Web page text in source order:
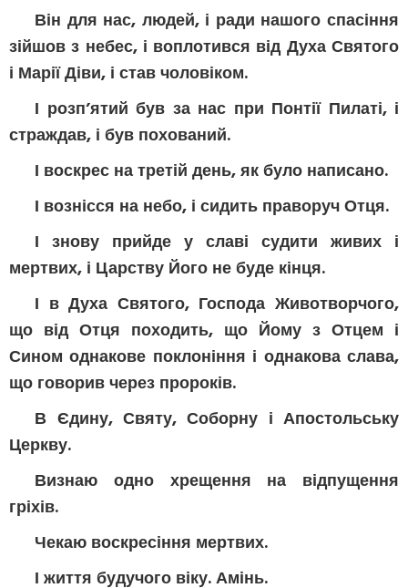
Він для нас, людей, і ради нашого спасіння
зійшов з небес, і воплотився від Духа Святого
і Марії Діви, і став чоловіком.
І розп’ятий був за нас при Понтії Пилаті, і
страждав, і був похований.
І воскрес на третій день, як було написано.
І вознісся на небо, і сидить праворуч Отця.
І знову прийде у славі судити живих і
мертвих, і Царству Його не буде кінця.
І в Духа Святого, Господа Животворчого,
що від Отця походить, що Йому з Отцем і
Сином однакове поклоніння і однакова слава,
що говорив через пророків.
В Єдину, Святу, Соборну і Апостольську
Церкву.
Визнаю одно хрещення на відпущення
гріхів.
Чекаю воскресіння мертвих.
І життя будучого віку. Амінь.